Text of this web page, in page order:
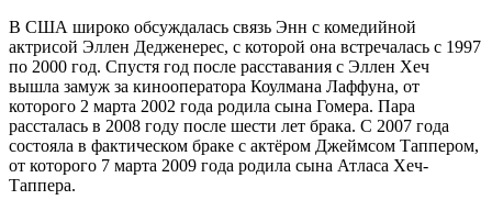
В США широко обсуждалась связь Энн с комедийной
актрисой Эллен Дедженерес, с которой она встречалась с 1997
по 2000 год. Спустя год после расставания с Эллен Хеч
вышла замуж за кинооператора Коулмана Лаффуна, от
которого 2 марта 2002 года родила сына Гомера. Пара
рассталась в 2008 году после шести лет брака. С 2007 года
состояла в фактическом браке с актёром Джеймсом Таппером,
от которого 7 марта 2009 года родила сына Атласа Хеч-
Таппера.